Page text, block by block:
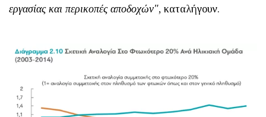
εργασίας και περικοπές αποδοχών", καταλήγουν.